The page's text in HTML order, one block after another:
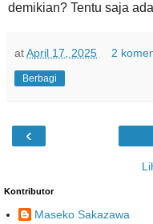
demikian? Tentu saja
atApril 17, 2025 2
Berbagi
‹
Kontributor
Maseko Sakazawa